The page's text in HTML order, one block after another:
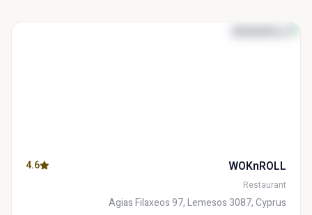
WOKnROLL
4.6
Restaurant
Agias Filaxeos 97, Lemesos 3087, Cyprus